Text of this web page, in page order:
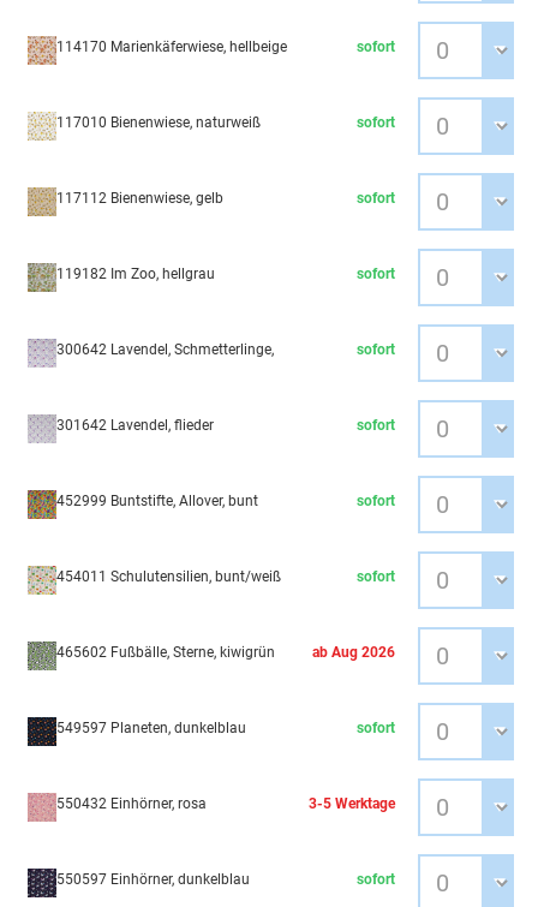
114170 Marienkäferwiese, hellbeige sofort
117010 Bienenwiese, naturweiß sofort
117112 Bienenwiese, gelb sofort
119182 Im Zoo, hellgrau sofort
300642 Lavendel, Schmetterlinge, sofort
301642 Lavendel, flieder sofort
452999 Buntstifte, Allover, bunt sofort
454011 Schulutensilien, bunt/weiß sofort
465602 Fußbälle, Sterne, kiwigrün ab Aug 2026
549597 Planeten, dunkelblau sofort
550432 Einhörner, rosa 3-5 Werktage
550597 Einhörner, dunkelblau sofort